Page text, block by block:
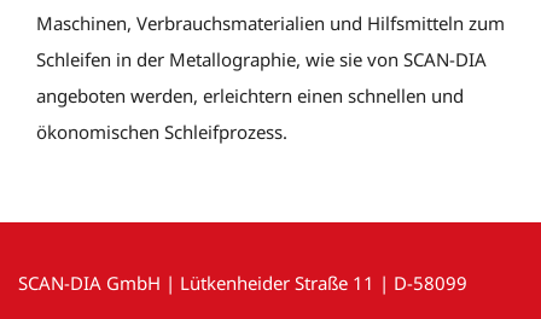
Maschinen, Verbrauchsmaterialien und Hilfsmitteln zum
Schleifen in der Metallographie, wie sie von SCAN-DIA
angeboten werden, erleichtern einen schnellen und
ökonomischen Schleifprozess.
SCAN-DIA GmbH | Lütkenheider Straße 11 | D-58099